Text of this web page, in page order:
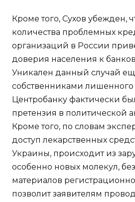
Кроме того, Сухов убежден,
количества проблемных
организаций в России
доверия населения к
Уникален данный случай
собственниками
Центробанку фактически
претензия в политической
Кроме того, по словам
доступ лекарственных
Украины, происходит из
особенно новых молекул,
материалов
позволит заявителям